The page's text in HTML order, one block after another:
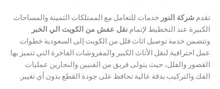
شركة النورخدمات للتعامل مع الممتلكات الثمينة والمساحات
عند التخطيط لإتمامنقل عفش من الكويت الي الخبر
خدمة توصيل اثاث فلل من الكويت إلى السعودية خطوات
لنقل الأثاث الكبير والمفروشات الفاخرة التي تتميز بها
والفلل، حيث يتولى فريق من الفنيين والنجارين عمليات
بدقة عالية تحافظ على جودة القطع بدون أي تغيير.